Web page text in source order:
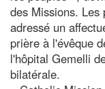
des Missions.
adressé un
prière à l'évêque
l'hôpital Gemelli
bilatérale.